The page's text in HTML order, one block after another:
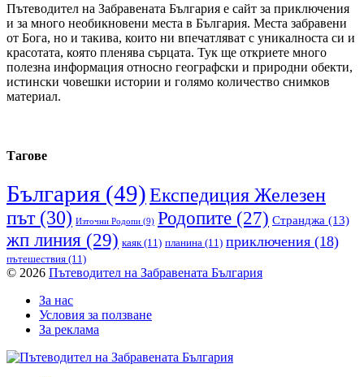
Пътеводител на Забравената България е сайт за приключения
и за много необикновени места в България. Места забравени
от Бога, но и такива, които ни впечатляват с уникалноста си и
красотата, която пленява сърцата. Тук ще откриете много
полезна информация относно географски и природни обекти,
истински човешки истории и голямо количество снимков
материал.
Тагове
България (49)Експедиция Железен
път(30) Източни Родопи (9) Родопите (27) Странджа (13)
жп линия (29) каяк(11) планина (11) приключения (18)
пътешествия (11)
© 2026 Пътеводител на Забравената България
За нас
Условия за ползване
За реклама